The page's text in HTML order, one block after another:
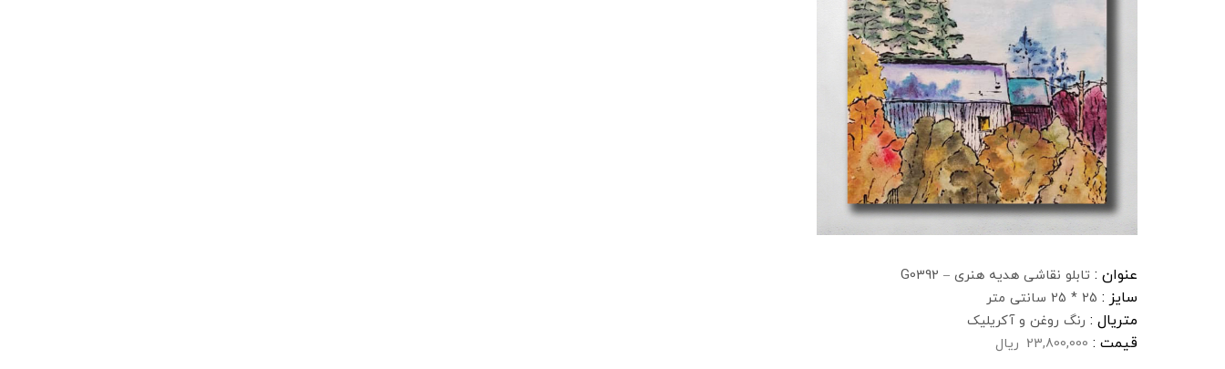
عنوان : تابلو نقاشی هدیه هنری – G0392
سایز : 25 * 25 سانتی متر
متریال : رنگ روغن و آکریلیک
قیمت : 23,800,000 ریال